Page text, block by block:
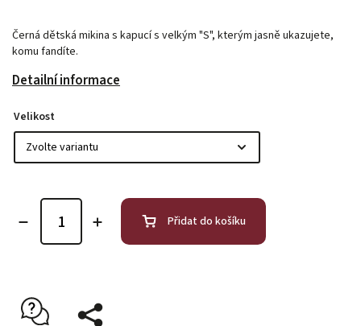
Černá dětská mikina s kapucí s velkým "S", kterým jasně ukazujete,
komu fandíte.
Detailní informace
Velikost
Přidat do košíku